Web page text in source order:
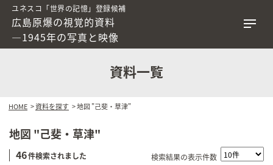
ユネスコ「世界の記憶」登録候補
広島原爆の視覚的資料
―1945年の写真と映像
資料一覧
HOME >資料を探す > 地図 "己斐・草津"
地図 "己斐・草津"
46件検索されました 検索結果の表示件数